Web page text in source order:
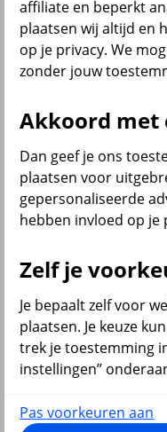
Beleggen
Pensioen en lijfrente
Hypotheek
affiliate en beperkt
plaatsen wij altijd en
op je privacy. We
zonder jouw
Akkoord met
Dan geef je ons
plaatsen voor
gepersonaliseerde
hebben invloed op je
Zelf je
Je bepaalt zelf voor
plaatsen. Je keuze
trek je toestemming
instellingen”
Pas voorkeuren aan